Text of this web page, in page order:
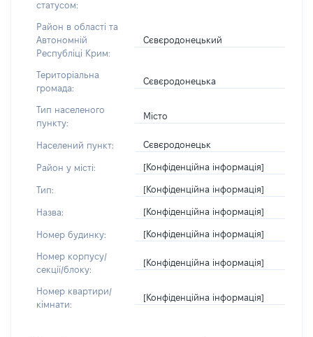
статусом:
Район в області та
Автономній
Республіці Крим:
Сєвєродонецький
Територіальна
громада:
Сєвєродонецька
Тип населеного
пункту:
Місто
Населений пункт: Сєвєродонецьк
Район у місті: [Конфіденційна інформація]
Тип: [Конфіденційна інформація]
Назва: [Конфіденційна інформація]
Номер будинку: [Конфіденційна інформація]
Номер корпусу/
секції/блоку:
[Конфіденційна інформація]
Номер квартири/
кімнати:
[Конфіденційна інформація]